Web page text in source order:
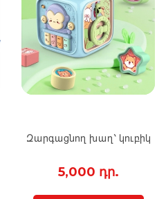
Զարգացնող խաղ՝ կուբիկ
5,000 դր.